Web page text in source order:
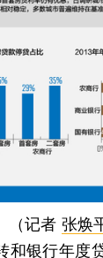
（记者 张焕
和银行年度